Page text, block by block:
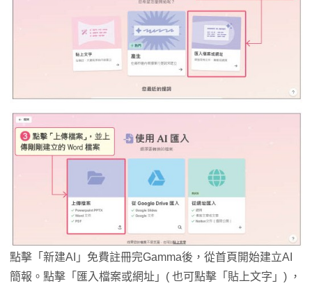
點擊「新建AI」免費註冊完Gamma後，從首頁開始建立AI
簡報。點擊「匯入檔案或網址」( 也可點擊「貼上文字」) ，